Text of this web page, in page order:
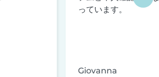
っています。
Giovanna